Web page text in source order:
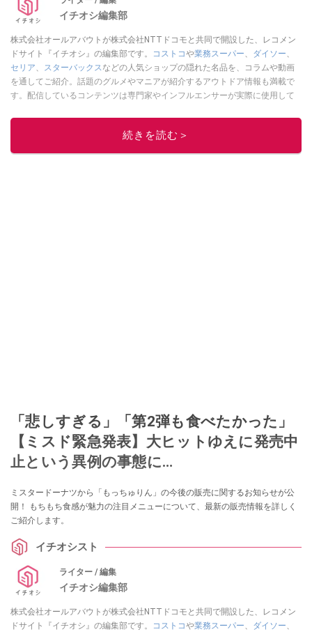
イチオシ編集部
株式会社オールアバウトが株式会社NTTドコモと共同で開設した、レコメン
ドサイト『イチオシ』の編集部です。
コストコや業務スーパー、 ダイソー、
セリア、 スターバックスなどの人気ショップの隠れた名品を、コラムや動画
を通してご紹介。話題のグルメやマニアが紹介するアウトドア情報も満載で
す。配信しているコンテンツは専門家やインフルエンサーが実際に使用して
ニュースでフォロー
続きを読む＞
「悲しすぎる」「第2弾も食べたかった」
【ミスド緊急発表】大ヒットゆえに発売中
止という異例の事態に…
ミスタードーナツから「もっちゅりん」の今後の販売に関するお知らせが公
開！ もちもち食感が魅力の注目メニューについて、最新の販売情報を詳しく
ご紹介します。
イチオシスト
ライター / 編集
イチオシ編集部
株式会社オールアバウトが株式会社NTTドコモと共同で開設した、レコメン
ドサイト『イチオシ』の編集部です。
コストコや業務スーパー、 ダイソー、